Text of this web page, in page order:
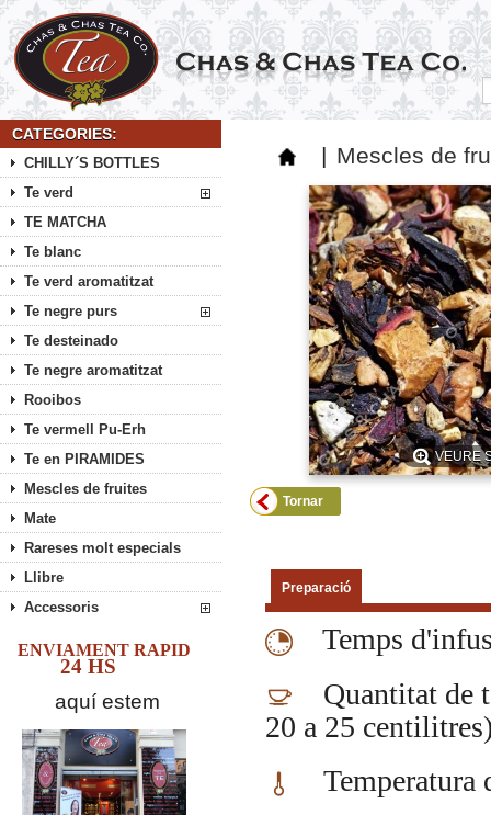
CATEGORIES:
CHILLY´S BOTTLES
Te verd
TE MATCHA
Te blanc
Te verd aromatitzat
Te negre purs
Te desteinado
Te negre aromatitzat
Rooibos
Te vermell Pu-Erh
Te en PIRAMIDES
Mescles de fruites
Mate
Rareses molt especials
Llibre
Accessoris
ENVIAMENT RAPID
24 HS
aquí estem
| Mescles de
VEURE
Tornar
Preparació
Temps
Quantitat de
20 a 25
Temperatura